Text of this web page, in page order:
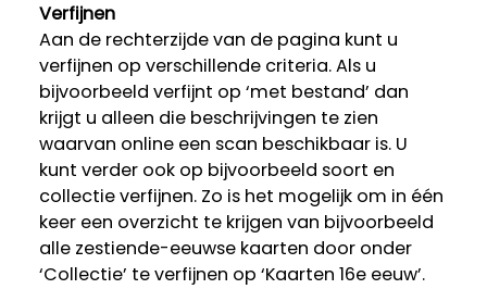
Verfijnen
Aan de rechterzijde van de pagina kunt u
verfijnen op verschillende criteria. Als u
bijvoorbeeld verfijnt op ‘met bestand’ dan
krijgt u alleen die beschrijvingen te zien
waarvan online een scan beschikbaar is. U
kunt verder ook op bijvoorbeeld soort en
collectie verfijnen. Zo is het mogelijk om in één
keer een overzicht te krijgen van bijvoorbeeld
alle zestiende-eeuwse kaarten door onder
‘Collectie’ te verfijnen op ‘Kaarten 16e eeuw’.